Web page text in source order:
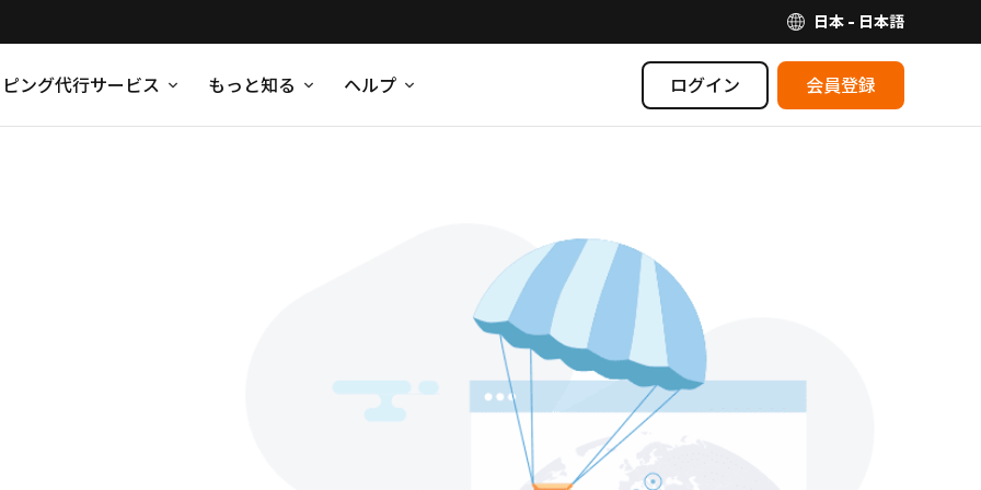
日本 - 日本語
ング代行サービス もっと知る ヘルプ ログイン 会員登録